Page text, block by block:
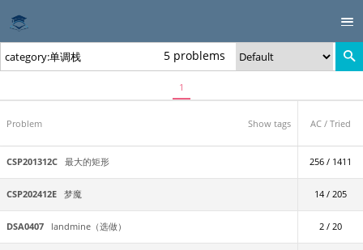
5 problems
1
Problem Show tags AC / Tried
CSP201312C 最大的矩形 256 / 1411
CSP202412E 梦魔 14 / 205
DSA0407 landmine（选做） 2 / 20